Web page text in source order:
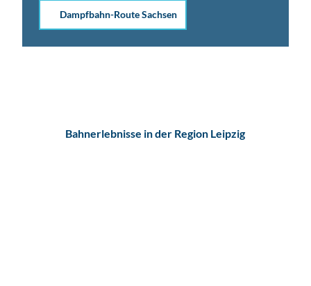
Dampfbahn-Route Sachsen
Bahnerlebnisse in der Region Leipzig